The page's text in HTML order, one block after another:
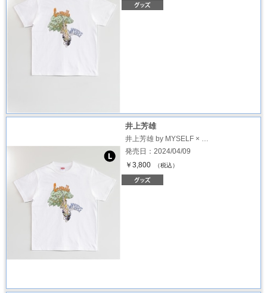
井上芳雄
井上芳雄 by MYSELF × …
発売日：2024/04/09
￥3,800
（税込）